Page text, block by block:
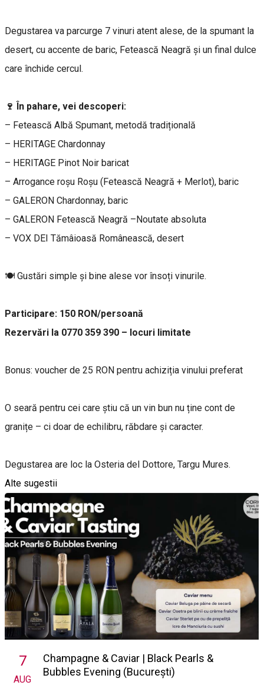
Degustarea va parcurge 7 vinuri atent alese, de la spumant la
desert, cu accente de baric, Fetească Neagră și un final dulce
care închide cercul.
🍷 În pahare, vei descoperi:
– Fetească Albă Spumant, metodă tradițională
– HERITAGE Chardonnay
– HERITAGE Pinot Noir baricat
– Arrogance roşu Roșu (Fetească Neagră + Merlot), baric
– GALERON Chardonnay, baric
– GALERON Fetească Neagră –Noutate absoluta
– VOX DEI Tămâioasă Românească, desert
🍽 Gustări simple și bine alese vor însoți vinurile.
Participare: 150 RON/persoană
Rezervări la 0770 359 390 – locuri limitate
Bonus: voucher de 25 RON pentru achiziția vinului preferat
O seară pentru cei care știu că un vin bun nu ține cont de
granițe – ci doar de echilibru, răbdare și caracter.
Degustarea are loc la Osteria del Dottore, Targu Mures.
Alte sugestii
7
AUG
Champagne & Caviar | Black Pearls &
Bubbles Evening (București)